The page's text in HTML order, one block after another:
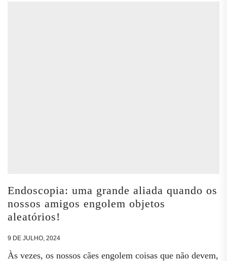
Endoscopia: uma grande aliada quando os
nossos amigos engolem objetos
aleatórios!
9 DE JULHO, 2024
Às vezes, os nossos cães engolem coisas que não devem,